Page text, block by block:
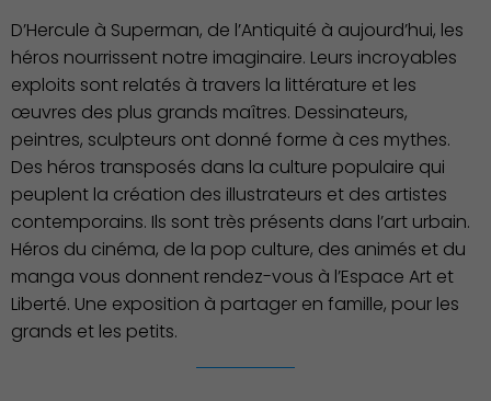
Démocratie locale
D’Hercule à Superman, de l’Antiquité à aujourd’hui, les
héros nourrissent notre imaginaire. Leurs incroyables
exploits sont relatés à travers la littérature et les
œuvres des plus grands maîtres. Dessinateurs,
peintres, sculpteurs ont donné forme à ces mythes.
Des héros transposés dans la culture populaire qui
peuplent la création des illustrateurs et des artistes
contemporains. Ils sont très présents dans l’art urbain.
Héros du cinéma, de la pop culture, des animés et du
manga vous donnent rendez-vous à l’Espace Art et
Liberté. Une exposition à partager en famille, pour les
grands et les petits.